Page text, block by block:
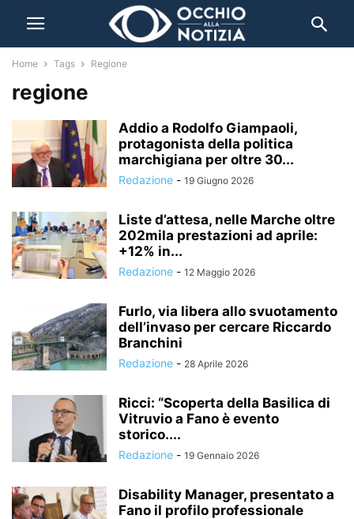
Home Tags Regione
regione
Addio a Rodolfo Giampaoli,
protagonista della politica
marchigiana per oltre 30...
Redazione - 19 Giugno 2026
Liste d’attesa, nelle Marche oltre
202mila prestazioni ad aprile:
+12% in...
Redazione - 12 Maggio 2026
Furlo, via libera allo svuotamento
dell’invaso per cercare Riccardo
Branchini
Redazione - 28 Aprile 2026
Ricci: “Scoperta della Basilica di
Vitruvio a Fano è evento
storico....
Redazione - 19 Gennaio 2026
Disability Manager, presentato a
Fano il profilo professionale